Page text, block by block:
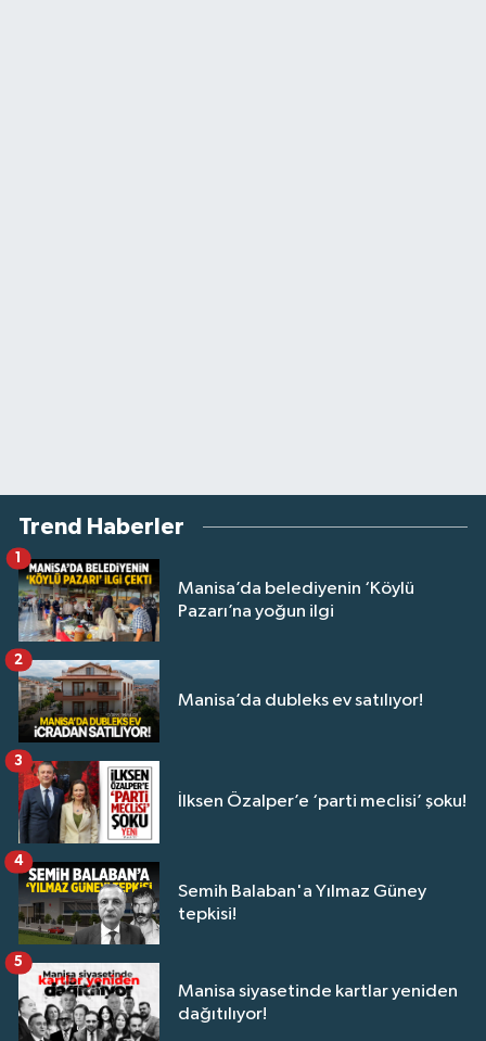
Trend Haberler
Manisa’da belediyenin ‘Köylü
Pazarı’na yoğun ilgi
1
Manisa’da dubleks ev satılıyor!
2
İlksen Özalper’e ‘parti meclisi’ şoku!
3
Semih Balaban'a Yılmaz Güney
tepkisi!
4
Manisa siyasetinde kartlar yeniden
dağıtılıyor!
5